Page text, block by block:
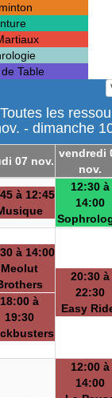
Table
les
- dimanche
07 nov.
vendredi
nov.
à 12:45
12:30 à
14:00
à 14:00
Meolut
18:00 à
19:30
20:30 à
22:30
Easy
12:00 à
14:00